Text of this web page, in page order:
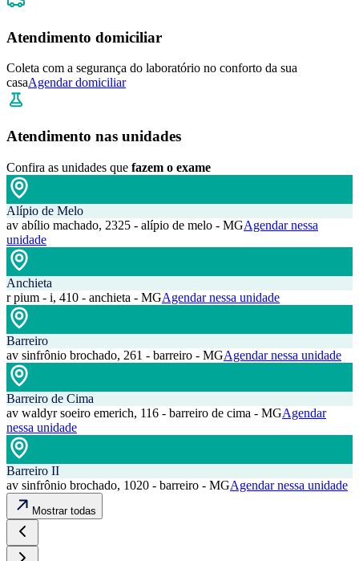
Atendimento domiciliar
Coleta com a segurança do laboratório no conforto da sua
casaAgendar domiciliar
Atendimento nas unidades
Confira as unidades que fazem o exame
Alípio de Melo
av abílio machado, 2325 - alípio de melo - MGAgendar nessa
unidade
Anchieta
r pium - i, 410 - anchieta - MGAgendar nessa unidade
Barreiro
av sinfrônio brochado, 261 - barreiro - MGAgendar nessa unidade
Barreiro de Cima
av waldyr soeiro emerich, 116 - barreiro de cima - MGAgendar
nessa unidade
Barreiro II
av sinfrônio brochado, 1020 - barreiro - MGAgendar nessa unidade
Mostrar todas